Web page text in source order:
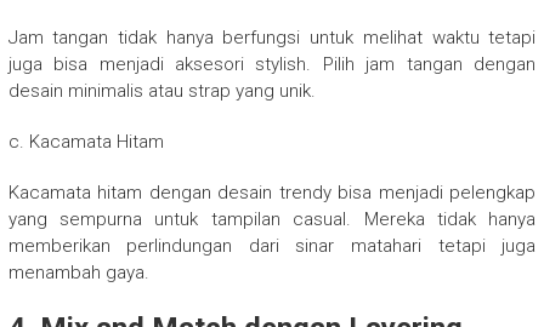
Jam tangan tidak hanya berfungsi untuk melihat waktu tetapi
juga bisa menjadi aksesori stylish. Pilih jam tangan dengan
desain minimalis atau strap yang unik.
c. Kacamata Hitam
Kacamata hitam dengan desain trendy bisa menjadi pelengkap
yang sempurna untuk tampilan casual. Mereka tidak hanya
memberikan perlindungan dari sinar matahari tetapi juga
menambah gaya.